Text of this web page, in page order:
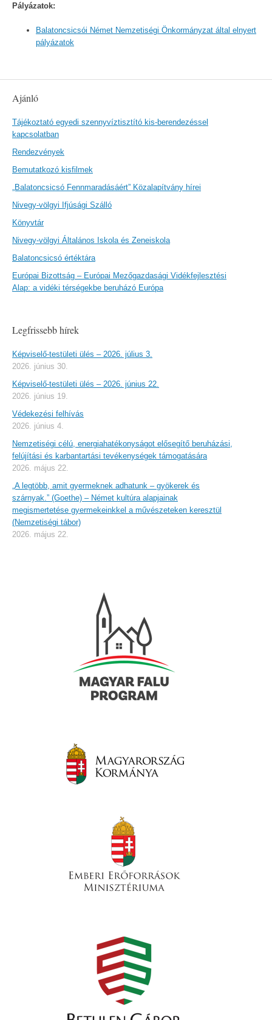
Pályázatok:
Balatoncsicsói Német Nemzetiségi Önkormányzat által elnyert
pályázatok
Ajánló
Tájékoztató egyedi szennyvíztisztító kis-berendezéssel
kapcsolatban
Rendezvények
Bemutatkozó kisfilmek
„Balatoncsicsó Fennmaradásáért” Közalapítvány hírei
Nivegy-völgyi Ifjúsági Szálló
Könyvtár
Nivegy-völgyi Általános Iskola és Zeneiskola
Balatoncsicsó értéktára
Európai Bizottság – Európai Mezőgazdasági Vidékfejlesztési
Alap: a vidéki térségekbe beruházó Európa
Legfrissebb hírek
Képviselő-testületi ülés – 2026. július 3.
2026. június 30.
Képviselő-testületi ülés – 2026. június 22.
2026. június 19.
Védekezési felhívás
2026. június 4.
Nemzetiségi célú, energiahatékonyságot elősegítő beruházási,
felújítási és karbantartási tevékenységek támogatására
2026. május 22.
„A legtöbb, amit gyermeknek adhatunk – gyökerek és
szárnyak.” (Goethe) – Német kultúra alapjainak
megismertetése gyermekeinkkel a művészeteken keresztül
(Nemzetiségi tábor)
2026. május 22.